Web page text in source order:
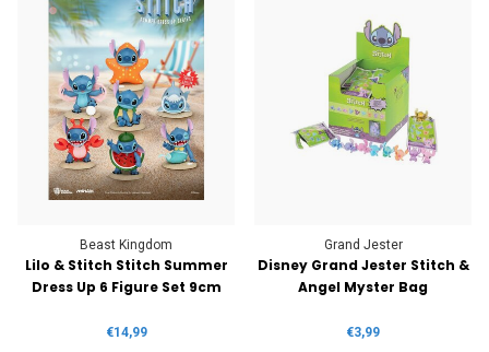
Beast Kingdom
Lilo & Stitch Stitch Summer
Dress Up 6 Figure Set 9cm
€14,99
Grand Jester
Disney Grand Jester Stitch &
Angel Myster Bag
€3,99